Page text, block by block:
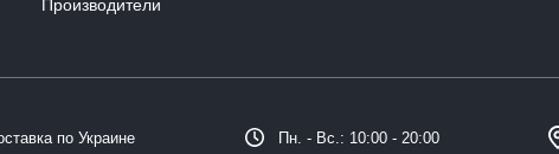
Производители
по Украине Пн. - Вс.: 10:00 - 20:00